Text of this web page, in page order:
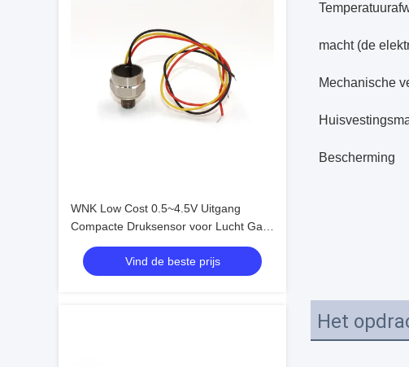
WNK Low Cost 0.5~4.5V Uitgang
Compacte Druksensor voor Lucht Gas
Vind de beste prijs
macht (de
Mechanische
Bescherming
Het